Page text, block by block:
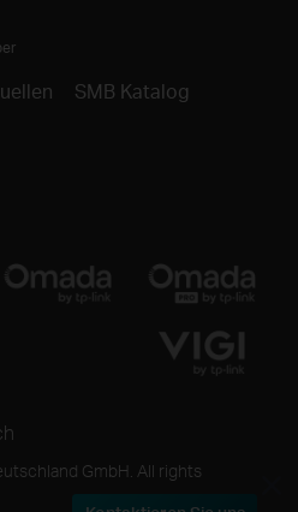
SMB Katalog
GmbH. All rights